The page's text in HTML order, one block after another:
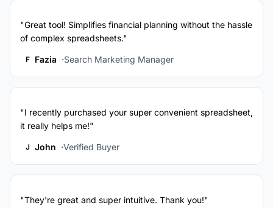
"Great tool! Simplifies financial planning without the hassle
of complex spreadsheets."
F Fazia Search Marketing Manager
"I recently purchased your super convenient spreadsheet,
it really helps me!"
J John Verified Buyer
"They're great and super intuitive. Thank you!"